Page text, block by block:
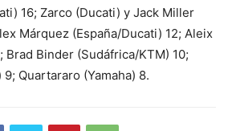
16; Zarco (Ducati) y Jack Miller
Márquez (España/Ducati) 12; Aleix
Brad Binder (Sudáfrica/KTM) 10;
Quartararo (Yamaha) 8.